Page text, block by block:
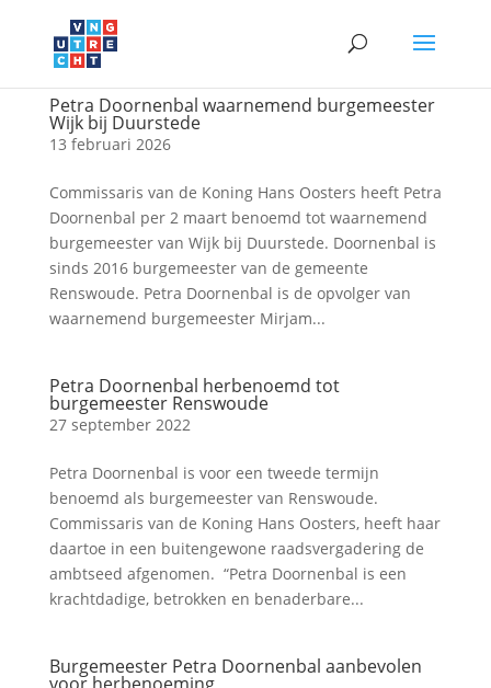
Petra Doornenbal waarnemend burgemeester
Wijk bij Duurstede
13 februari 2026
Commissaris van de Koning Hans Oosters heeft Petra
Doornenbal per 2 maart benoemd tot waarnemend
burgemeester van Wijk bij Duurstede. Doornenbal is
sinds 2016 burgemeester van de gemeente
Renswoude. Petra Doornenbal is de opvolger van
waarnemend burgemeester Mirjam...
Petra Doornenbal herbenoemd tot
burgemeester Renswoude
27 september 2022
Petra Doornenbal is voor een tweede termijn
benoemd als burgemeester van Renswoude.
Commissaris van de Koning Hans Oosters, heeft haar
daartoe in een buitengewone raadsvergadering de
ambtseed afgenomen. “Petra Doornenbal is een
krachtdadige, betrokken en benaderbare...
Burgemeester Petra Doornenbal aanbevolen